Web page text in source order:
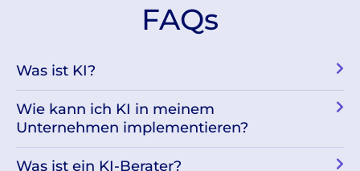
FAQs
Was ist KI?
Wie kann ich KI in meinem
Unternehmen implementieren?
Was ist ein KI-Berater?